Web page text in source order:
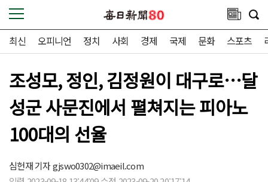
최신 오피니언 정치 사회 경제 국제 문화 스포츠
조성모, 정인, 김정원이 대구로…달
성군 사문진에서 펼쳐지는 피아노
100대의 선율
심헌재 기자gjswo0302@imaeil.com